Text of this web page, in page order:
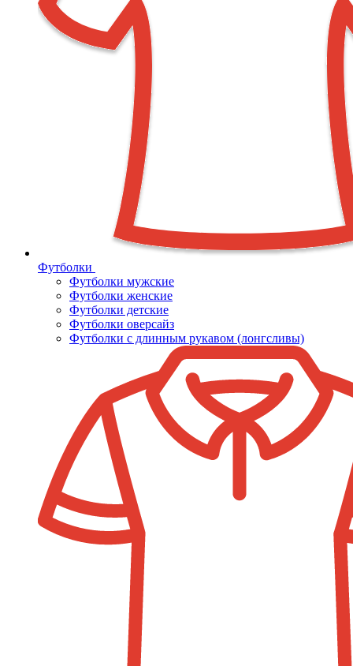
Футболки
Футболки мужские
Футболки женские
Футболки детские
Футболки оверсайз
Футболки с длинным рукавом (лонгсливы)